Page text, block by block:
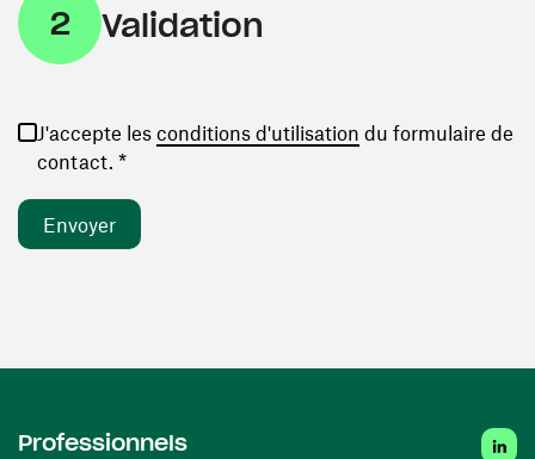
2 Validation
J'accepte les conditions d'utilisation (ouvre une
du formulaire de
contact. *
Professionnels